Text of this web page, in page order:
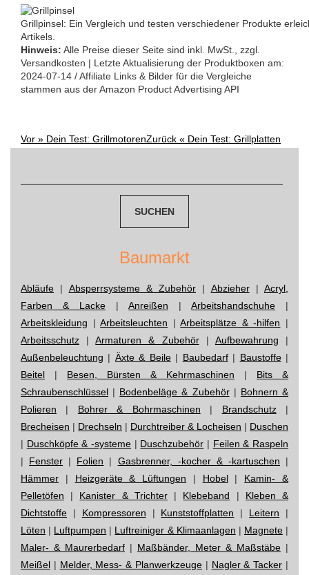
Grillpinsel: Ein Vergleich und testen verschiedener Produkte
Artikels.
Hinweis: Alle Preise dieser Seite sind inkl. MwSt., zzgl.
Versandkosten | Letzte Aktualisierung der Produktboxen am:
2024-07-14 / Affiliate Links & Bilder für die Vergleiche
stammen aus der Amazon Product Advertising API
Post
Vor » Dein Test: GrillmotorenZurück « Dein Test: Grillplatten
Baumarkt
Abläufe | Absperrsysteme & Zubehör | Abzieher| Acryl,
Farben & Lacke | Anreißen | Arbeitshandschuhe |
Arbeitskleidung |Arbeitsleuchten |Arbeitsplätze & -hilfen |
Arbeitsschutz |Armaturen & Zubehör| Aufbewahrung |
Außenbeleuchtung | Äxte & Beile| Baubedarf| Baustoffe|
Beitel | Besen, Bürsten & Kehrmaschinen | Bits &
Schraubenschlüssel | Bodenbeläge & Zubehör| Bohnern &
Polieren | Bohrer & Bohrmaschinen | Brandschutz|
Brecheisen | Drechseln | Durchtreiber & Locheisen | Duschen
| Duschköpfe & -systeme | Duschzubehör | Feilen & Raspeln
| Fenster | Folien | Gasbrenner, -kocher & -kartuschen |
Hämmer | Heizgeräte & Lüftungen | Hobel| Kamin- &
Pelletöfen | Kanister & Trichter| Klebeband | Kleben &
Dichtstoffe | Kompressoren | Kunststoffplatten | Leitern |
Löten | Luftpumpen | Luftreiniger & Klimaanlagen | Magnete|
Maler- & Maurerbedarf | Maßbänder, Meter & Maßstäbe |
Meißel | Melder, Mess- & Planwerkzeuge | Nagler & Tacker |